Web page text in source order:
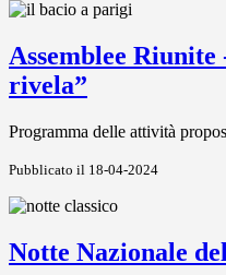
Assemblee
rivela”
Programma delle attività
Pubblicato il 18-04-2024
Notte Nazionale